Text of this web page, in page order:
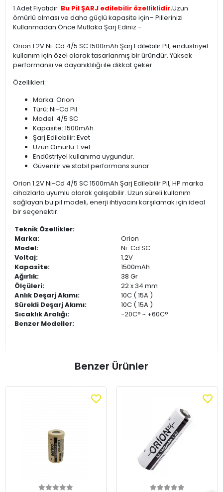
1 Adet Fiyatıdır .Bu Pil ŞARJ edilebilir özelliklidir.Uzun
ömürlü olması ve daha güçlü kapasite için– Pillerinizi
Kullanmadan Önce Mutlaka Şarj Ediniz -
Orion 1.2V Ni-Cd 4/5 SC 1500mAh Şarj Edilebilir Pil, endüstriyel
kullanım için özel olarak tasarlanmış bir üründür. Yüksek
performansı ve dayanıklılığı ile dikkat çeker.
Özellikleri:
Marka: Orion
Türü: Ni-Cd Pil
Model: 4/5 SC
Kapasite: 1500mAh
Şarj Edilebilir: Evet
Uzun Ömürlü: Evet
Endüstriyel kullanıma uygundur.
Güvenilir ve stabil performans sunar.
Orion 1.2V Ni-Cd 4/5 SC 1500mAh Şarj Edilebilir Pil, HP marka
cihazlarla uyumlu olarak çalışabilir. Uzun süreli kullanım
sağlayan bu pil modeli, enerji ihtiyacını karşılamak için ideal
bir seçenektir.
Teknik Özellikler:
Marka:
Orion
Model:
Ni-Cd SC
Voltaj:
1.2V
Kapasite:
1500mAh
Ağırlık:
38 Gr
Ölçüleri:
22 x 34 mm
Anlık Deşarj Akımı:
10C ( 15A )
Sürekli Deşarj Akımı:
10C ( 15A )
Sıcaklık Aralığı:
-20C° ~ +60C°
Benzer Modeller:
Benzer Ürünler